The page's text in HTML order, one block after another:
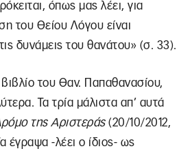
όπως μας λέει, για
του Θείου Λόγου είναι
δυνάμεις του θανάτου» (σ. 33).
βιβλίο του Θαν. Παπαθανασίου,
Τα τρία μάλιστα απ’ αυτά
της Αριστεράς(20/10/2012,
έγραψα -λέει ο ίδιος- ως